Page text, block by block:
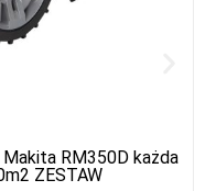
RM350D każda
ZESTAW